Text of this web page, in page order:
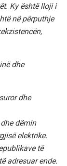
Ky është lloji i
në përputhje
dhe
dhe
dëmin
elektrike.
të
adresuar ende.